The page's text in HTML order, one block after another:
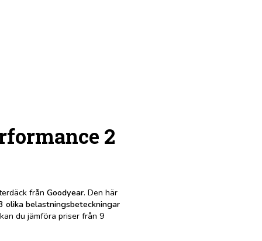
2
från Goodyear. Den här
olika belastningsbeteckningar
du jämföra priser från 9